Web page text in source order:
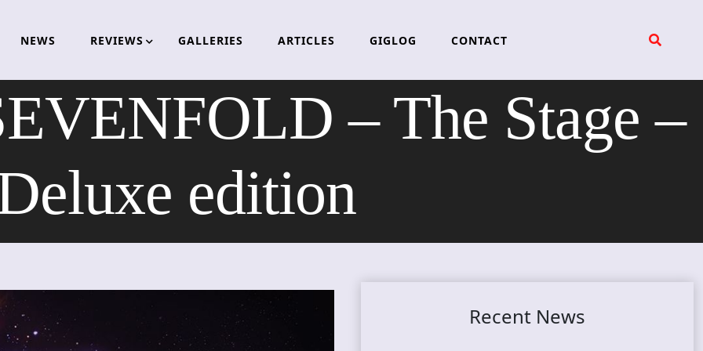
NEWS REVIEWS GALLERIES ARTICLES GIGLOG CONTACT
– The Stage –
edition
Recent News